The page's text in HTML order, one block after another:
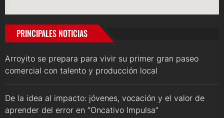
PRINCIPALES NOTICIAS
Arroyito se prepara para vivir su primer gran paseo
comercial con talento y producción local
De la idea al impacto: jóvenes, vocación y el valor de
aprender del error en “Oncativo Impulsa”